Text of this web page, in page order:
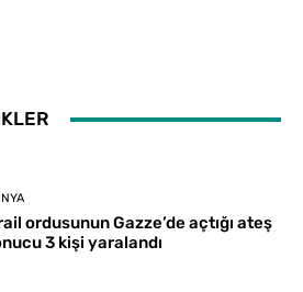
ordusunun Gazze’de açtığı ateş
3 kişi yaralandı